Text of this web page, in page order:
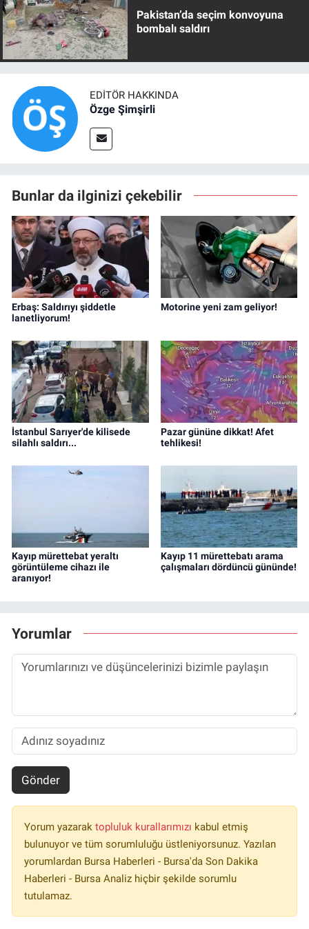
Pakistan’da seçim konvoyuna
bombalı saldırı
EDITÖR HAKKINDA
Özge Şimşirli
Bunlar da ilginizi çekebilir
Erbaş: Saldırıyı şiddetle
lanetliyorum!
Motorine yeni zam geliyor!
İstanbul Sarıyer'de kilisede
silahlı saldırı...
Pazar gününe dikkat! Afet
tehlikesi!
Kayıp mürettebat yeraltı
görüntüleme cihazı ile
aranıyor!
Kayıp 11 mürettebatı arama
çalışmaları dördüncü gününde!
Yorumlar
Gönder
Yorum yazarak topluluk kurallarımızı kabul etmiş
bulunuyor ve tüm sorumluluğu üstleniyorsunuz. Yazılan
yorumlardan Bursa Haberleri - Bursa'da Son Dakika
Haberleri - Bursa Analiz hiçbir şekilde sorumlu
tutulamaz.